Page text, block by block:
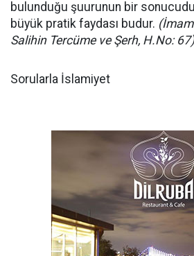
bulunduğu şuurunun bir
büyük pratik faydası budur.
Salihin Tercüme ve Şerh, H.No: 67)
Sorularla İslamiyet